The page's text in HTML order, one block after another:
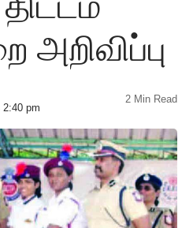
அறிவிப்பு
2:40 pm
2 Min Read